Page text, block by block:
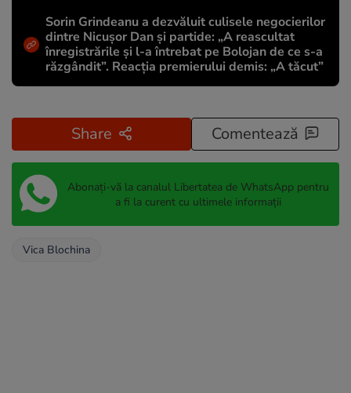
Sorin Grindeanu a dezvăluit culisele negocierilor
dintre Nicușor Dan și partide: „A reascultat
înregistrările și l-a întrebat pe Bolojan de ce s-a
răzgândit”. Reacția premierului demis: „A tăcut”
Share Comentează
Abonați-vă la canalul Libertatea de WhatsApp pentru
a fi la curent cu ultimele informații
Vica Blochina